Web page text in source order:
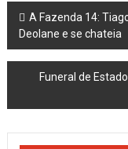
Post
navigation
A Fazenda 14:
Deolane e se chateia
Funeral de